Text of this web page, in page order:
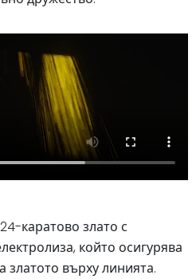
каратово злато с
който осигурява
върху линията.